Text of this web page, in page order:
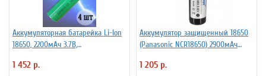
Аккумуляторная батарейка Li-Ion
18650, 2200мАч 3.7В,
1 452 р.
Аккумулятор защищенный 18650
(Panasonic NCR18650) 2900мАч
1 205 р.